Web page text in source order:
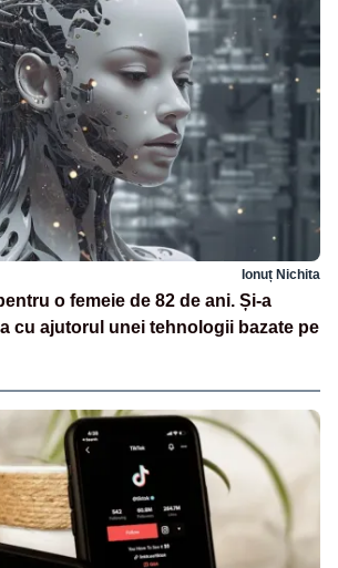
Ionuț Nichita
o femeie de 82 de ani. Și-a
cu ajutorul unei tehnologii bazate pe